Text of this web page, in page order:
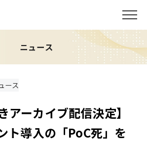
ニュース
ース
アーカイブ配信決定】
ト導入の「PoC死」を